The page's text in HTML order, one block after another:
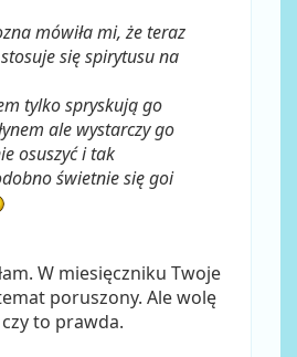
mówiła mi, że teraz
się spirytusu na
tylko spryskują go
ale wystarczy go
osuszyć i tak
świetnie się goi
W miesięczniku Twoje
poruszony. Ale wolę
to prawda.